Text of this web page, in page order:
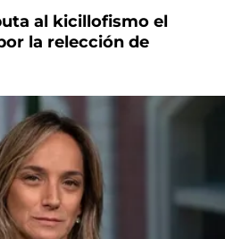
al kicillofismo el
la relección de